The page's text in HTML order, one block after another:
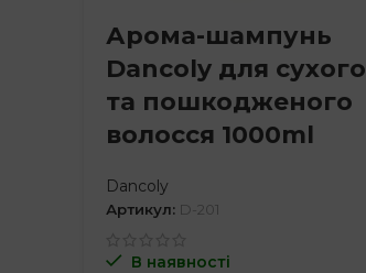
Арома-шампунь
Dancoly для сухого
та пошкодженого
волосся 1000ml
Dancoly
Артикул: D-201
В наявності